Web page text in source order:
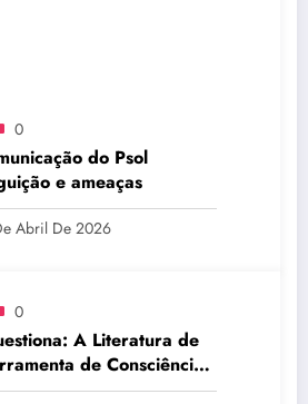
0
do Psol
e ameaças
Abril De 2026
0
A Literatura de
de Consciência